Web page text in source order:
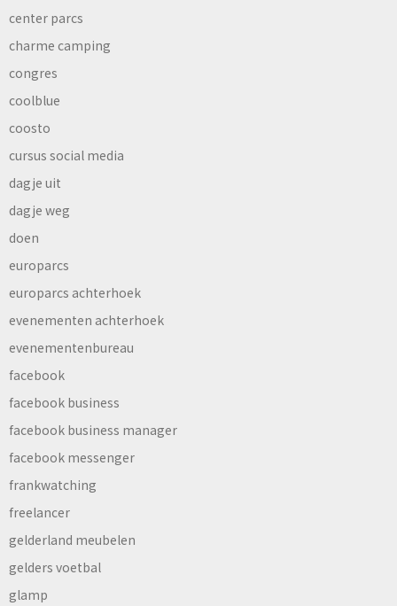
center parcs
charme camping
congres
coolblue
coosto
cursus social media
dagje uit
dagje weg
doen
europarcs
europarcs achterhoek
evenementen achterhoek
evenementenbureau
facebook
facebook business
facebook business manager
facebook messenger
frankwatching
freelancer
gelderland meubelen
gelders voetbal
glamp